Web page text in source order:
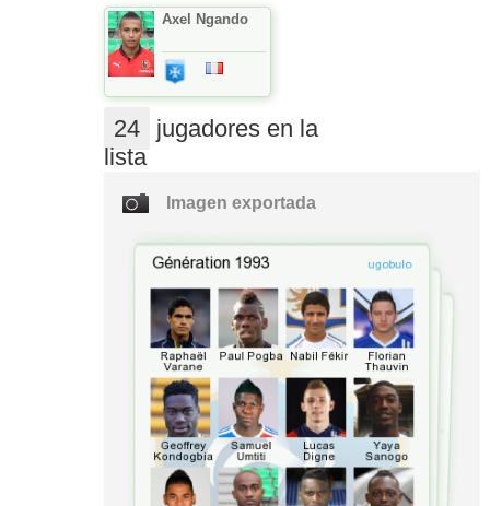
Axel Ngando
24
jugadores en la
lista
Imagen exportada